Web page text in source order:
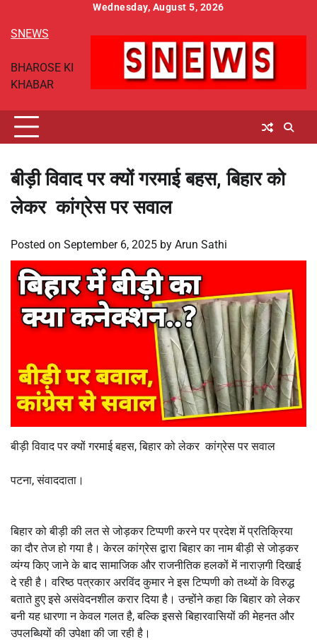
content
Wednesday, August 5, 2026
SNEWS
BHAROSE KI
KHABAR
बीड़ी विवाद पर क्यों गरमाई बहस, बिहार को
लेकर कांग्रेस पर सवाल
Posted on September 6, 2025 by Arun Sathi
बीड़ी विवाद पर क्यों गरमाई बहस, बिहार को लेकर कांग्रेस पर सवाल
पटना, संवाददाता।
बिहार को बीड़ी की लत से जोड़कर टिप्पणी करने पर प्रदेश में प्रतिक्रिया
का दौर तेज हो गया है। केरल कांग्रेस द्वारा बिहार का नाम बीड़ी से जोड़कर
व्यंग्य किए जाने के बाद सामाजिक और राजनीतिक हलकों में नाराज़गी दिखाई
दे रही है। वरिष्ठ पत्रकार अरविंद कुमार ने इस टिप्पणी को तथ्यों के विरुद्ध
बताते हुए इसे असंवेदनशील करार दिया है। उन्होंने कहा कि बिहार को लेकर
बनी यह धारणा न केवल गलत है, बल्कि इससे बिहारवासियों की मेहनत और
उपलब्धियों की उपेक्षा की जा रही है।